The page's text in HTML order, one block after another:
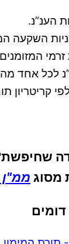
המוציאות זו את
המזומנים
לכל אחד
קריטריון
מסוג